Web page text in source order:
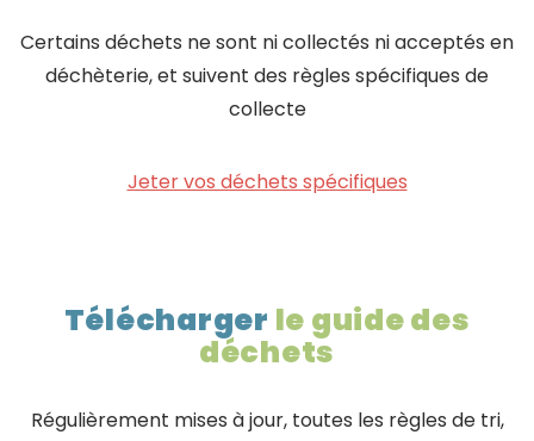
Certains déchets ne sont ni collectés ni acceptés en
déchèterie, et suivent des règles spécifiques de
collecte
Jeter vos déchets spécifiques
Télécharger le guide des
déchets
Régulièrement mises à jour, toutes les règles de tri,